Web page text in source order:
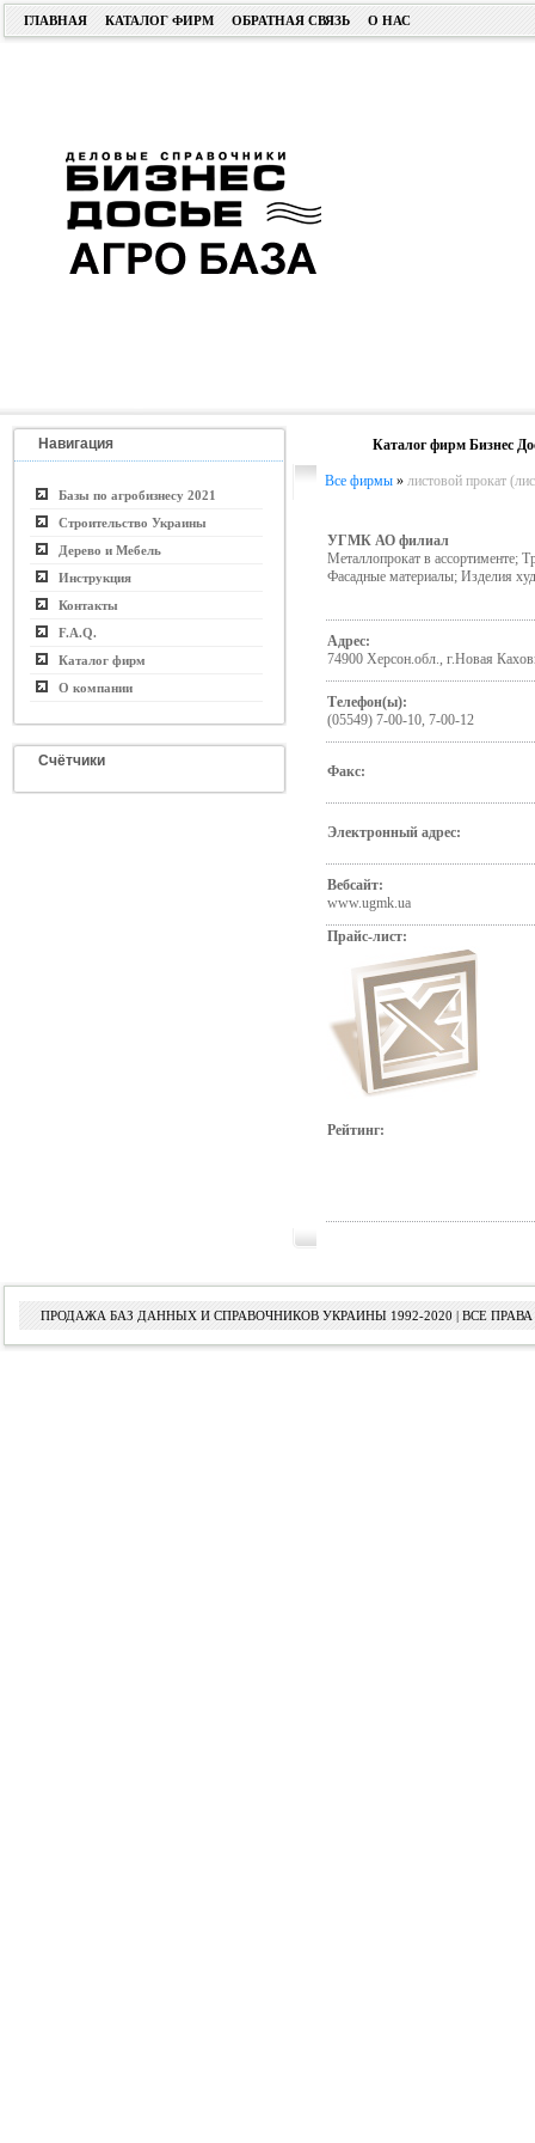
ГЛАВНАЯ КАТАЛОГ ФИРМ ОБРАТНАЯ СВЯЗЬ О НАС
Навигация
Базы по агробизнесу 2021
Строительство Украины
Дерево и Мебель
Инструкция
Контакты
F.A.Q.
Каталог фирм
О компании
Счётчики
Каталог фирм Бизнес
Все фирмы » листовой прокат
УГМК АО филиал
Металлопрокат в ассортименте;
Фасадные материалы; Изделия
Адрес:
74900 Херсон.обл., г.Новая
Телефон(ы):
(05549) 7-00-10, 7-00-12
Факс:
Электронный адрес:
Вебсайт:
www.ugmk.ua
Прайс-лист:
Рейтинг:
ПРОДАЖА БАЗ ДАННЫХ И СПРАВОЧНИКОВ УКРАИНЫ 1992-2020 | ВСЕ